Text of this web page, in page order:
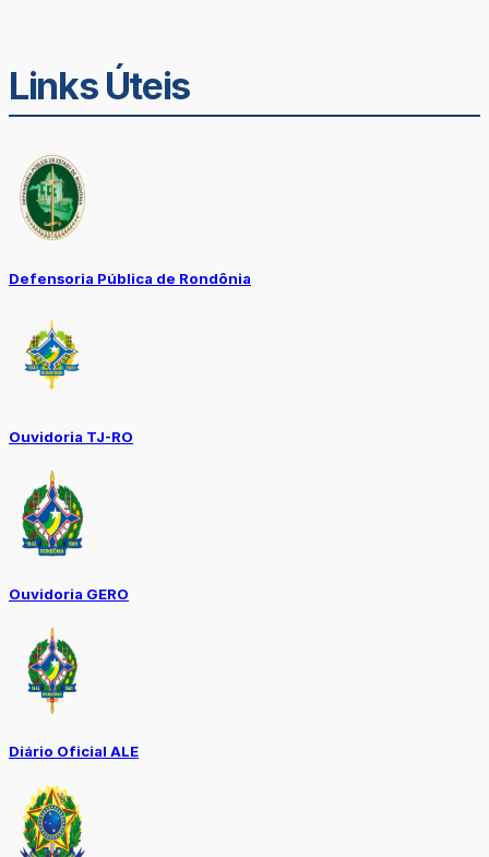
Links Úteis
Defensoria Pública de Rondônia
Ouvidoria TJ-RO
Ouvidoria GERO
Diário Oficial ALE